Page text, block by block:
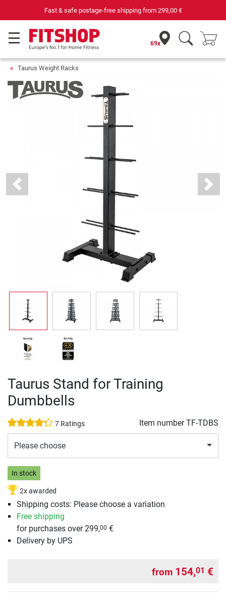
Your expert in home fitness for 42 years
69x
Taurus Weight Racks
Previous Next
Taurus Stand for Training
Dumbbells
7 Ratings Item numberTF-TDBS
Please choose
In stock
2x awarded
Shipping costs: Please choose a variation
Free shipping
for purchases over 299,00 €
Delivery by UPS
from 154,01 €